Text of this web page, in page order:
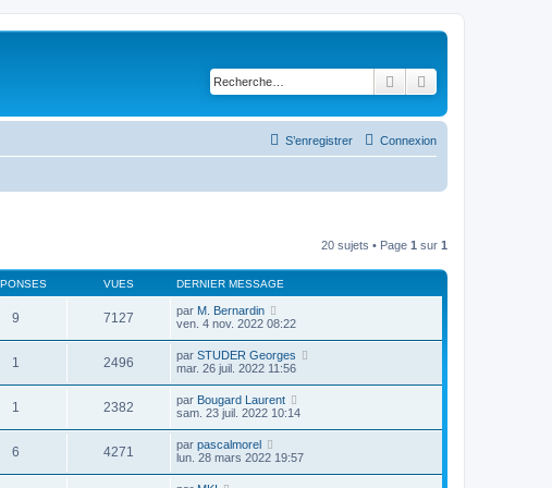
Rechercher
Connexion
S’enregistrer
20 sujets • Page 1 sur 1
VUES DERNIER MESSAGE
9 7127 par M. Bernardin
ven. 4 nov. 2022 08:22
1 2496 par STUDER Georges
mar. 26 juil. 2022 11:56
1 2382 par Bougard Laurent
sam. 23 juil. 2022 10:14
6 4271 par pascalmorel
lun. 28 mars 2022 19:57